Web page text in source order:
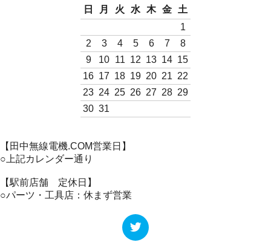
日
月 火 水 木 金
土
1
2
3 4 5 6 7
8
9
10 11 12 13 14 15
16 17 18 19 20 21 22
23 24 25 26 27 28 29
30 31
【田中無線電機.COM営業日】
○上記カレンダー通り
【駅前店舗 定休日】
○パーツ・工具店：休まず営業